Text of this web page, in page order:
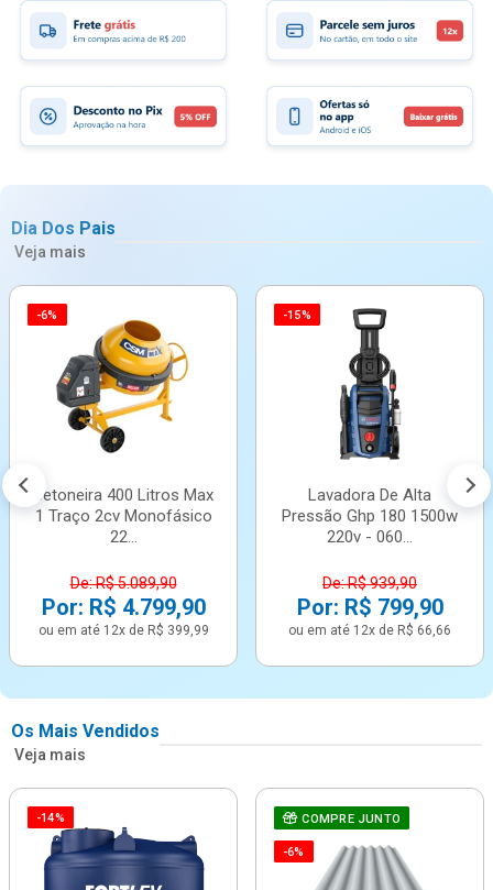
Dia Dos Pais
Veja mais
-6%
Betoneira 400 Litros Max
1 Traço 2cv Monofásico
22...
De: R$ 5.089,90
Por: R$ 4.799,90
ou em até 12x de R$ 399,99
-15%
Lavadora De Alta
Pressão Ghp 180 1500w
220v - 060...
De: R$ 939,90
Por: R$ 799,90
ou em até 12x de R$ 66,66
Os Mais Vendidos
Veja mais
-14% COMPRE JUNTO
-6%